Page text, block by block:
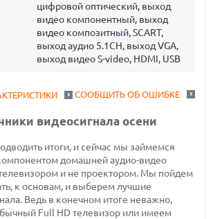
цифровой оптический, выход
видео компонентный, выход
видео композитный, SCART,
выход аудио 5.1CH, выход VGA,
выход видео S-video, HDMI, USB
СООБЩИТЬ ОБ ОШИБКЕ
видеосигнала осени
итоги, и сейчас мы займемся
домашней аудио-видео
и не проектором. Мы пойдем
к основам, и выберем лучшие
Ведь в конечном итоге неважно,
Full HD телевизор или имеем